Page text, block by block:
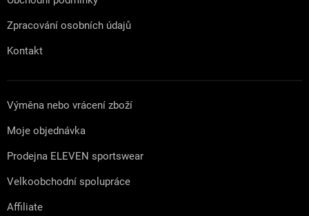
Zpracování osobních údajů
Kontakt
Výměna nebo vrácení zboží
Moje objednávka
Prodejna ELEVEN sportswear
Velkoobchodní spolupráce
Affiliate